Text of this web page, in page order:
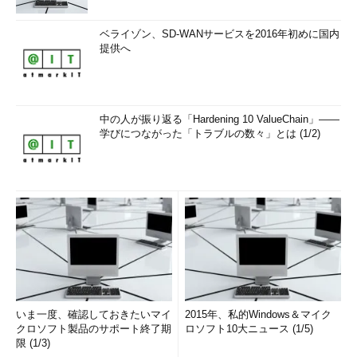
ベライゾン、SD-WANサービスを2016年初めに国内
提供へ
中の人が振り返る「Hardening 10 ValueChain」――
学びにつながった「トラブルの数々」とは (1/2)
いま一度、確認しておきたいマイ
クロソフト製品のサポート終了期
限 (1/3)
2015年、私的Windows＆マイク
ロソフト10大ニュース (1/5)